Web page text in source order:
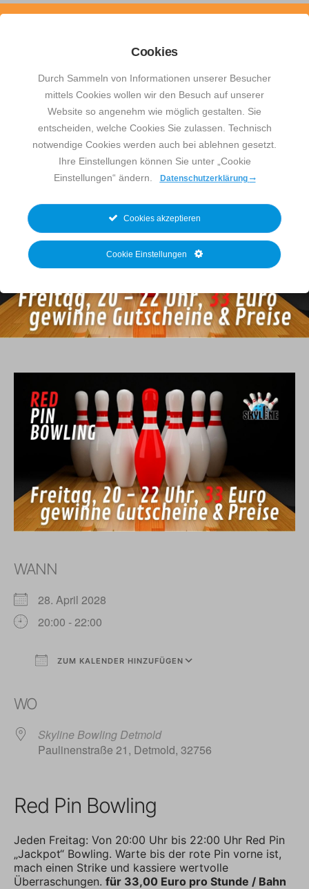
Bowling
Detmold
Red Pin Bowling
WANN
28. April 2028
20:00 - 22:00
ZUM KALENDER HINZUFÜGEN
WO
Skyline Bowling Detmold
Paulinenstraße 21, Detmold, 32756
Red Pin Bowling
Jeden Freitag: Von 20:00 Uhr bis 22:00 Uhr Red Pin
„Jackpot“ Bowling. Warte bis der rote Pin vorne ist,
mach einen Strike und kassiere wertvolle
Überraschungen. für 33,00 Euro pro Stunde / Bahn
Cookies
Durch Sammeln von Informationen unserer Besucher
mittels Cookies wollen wir den Besuch auf unserer
Website so angenehm wie möglich gestalten. Sie
entscheiden, welche Cookies Sie zulassen. Technisch
notwendige Cookies werden auch bei ablehnen gesetzt.
Ihre Einstellungen können Sie unter „Cookie
Einstellungen“ ändern.
Datenschutzerklärung
Cookies akzeptieren
Cookie Einstellungen